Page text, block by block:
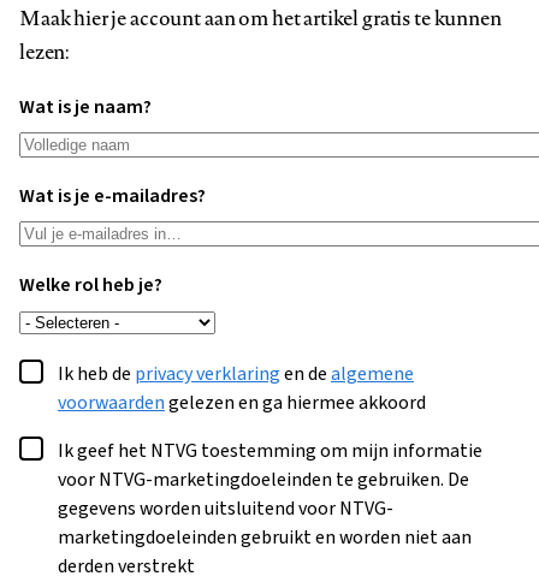
Maak hier je account aan om het artikel gratis te kunnen
lezen:
Wat is je naam?
Wat is je e-mailadres?
Welke rol heb je?
Ik heb de privacy verklaringen dealgemene
voorwaardengelezen en ga hiermee akkoord
Ik geef het NTVG toestemming om mijn informatie
voor NTVG-marketingdoeleinden te gebruiken. De
gegevens worden uitsluitend voor NTVG-
marketingdoeleinden gebruikt en worden niet aan
derden verstrekt